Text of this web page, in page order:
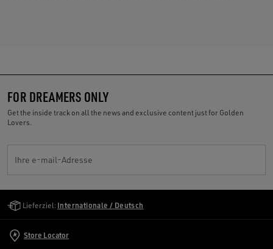
FOR DREAMERS ONLY
Get the inside track on all the news and exclusive content just for Golden
Lovers.
Ihre e-mail-Adresse
Lieferziel: Internationale / Deutsch
Store Locator